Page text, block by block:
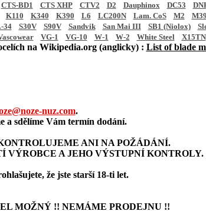
CTS-BD1 CTS XHP CTV2 D2 Dauphinox DC53
K110 K340 K390 L6 LC200N Lam. CoS M2
34 S30V S90V Sandvik San Mai III SB1 (Niolox)
VG-1 VG-10 W-1 W-2 White Steel X15TN
na Wikipedia.org (anglicky) : List of blade
nuz.com.
a sdělíme Vám termín dodání.
ANI NA POŽÁDÁNÍ.
VÝROBCE A JEHO VÝSTUPNÍ KONTROLY.
že jste starší 18-ti let.
MOŽNÝ !! NEMÁME PRODEJNU !!